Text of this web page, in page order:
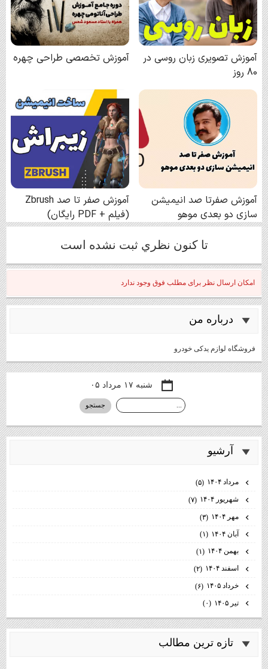
تا كنون نظري ثبت نشده است
امکان ارسال نظر برای مطلب فوق وجود ندارد
درباره من
فروشگاه لوازم یدکی خودرو
شنبه ۱۷ مرداد ۰۵
آرشيو
مرداد ۱۴۰۴
(۵)
شهریور ۱۴۰۴
(۷)
مهر ۱۴۰۴
(۳)
آبان ۱۴۰۴
(۱)
بهمن ۱۴۰۴
(۱)
اسفند ۱۴۰۴
(۲)
خرداد ۱۴۰۵
(۶)
تیر ۱۴۰۵
(۰)
تازه ترين مطالب